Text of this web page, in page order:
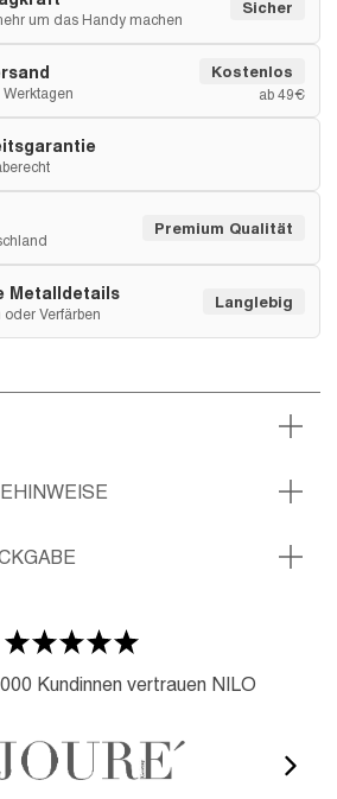
um das Handy machen
Sicher
Kostenlos
ab 49€
Premium Qualität
Metalldetails
oder Verfärben
Langlebig
Kundinnen vertrauen NILO